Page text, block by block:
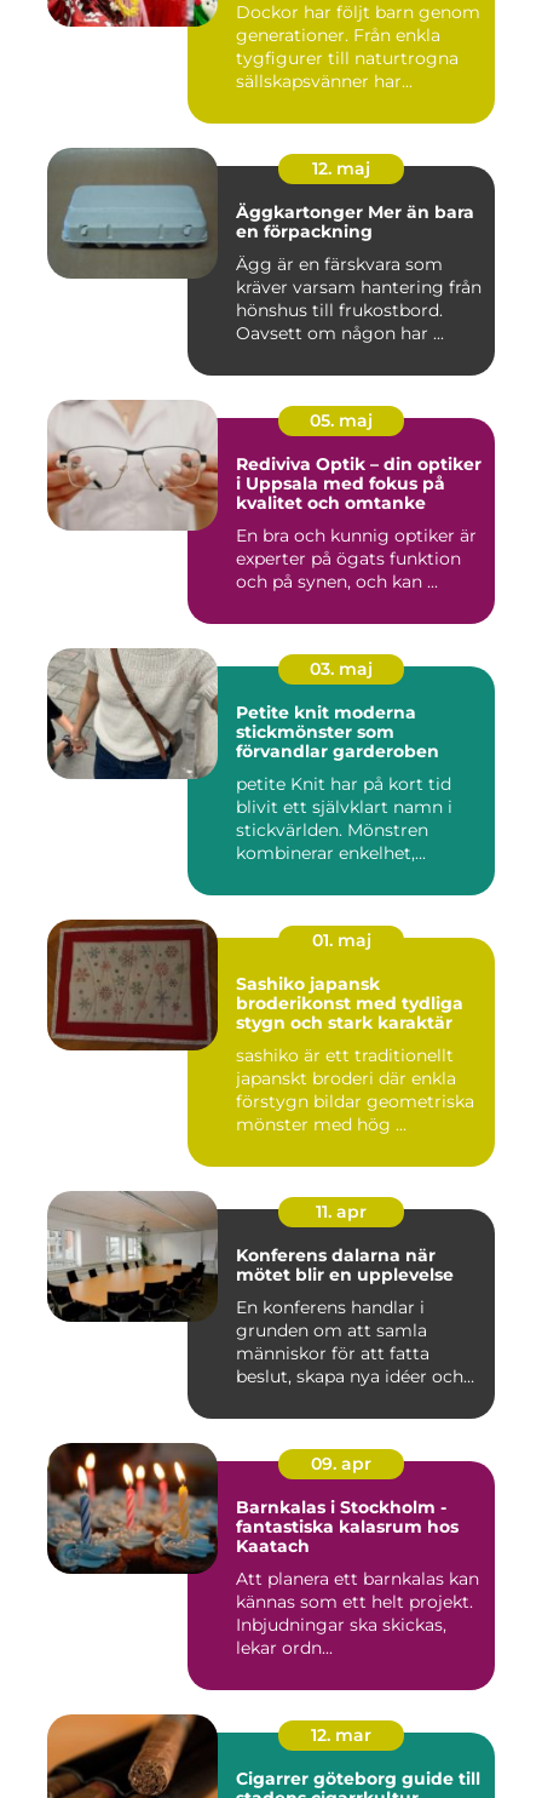
Dockor har följt barn genom
generationer. Från enkla
tygfigurer till naturtrogna
sällskapsvänner har...
12. maj
Äggkartonger Mer än bara
en förpackning
Ägg är en färskvara som
kräver varsam hantering från
hönshus till frukostbord.
Oavsett om någon har ...
05. maj
Rediviva Optik – din optiker
i Uppsala med fokus på
kvalitet och omtanke
En bra och kunnig optiker är
experter på ögats funktion
och på synen, och kan ...
03. maj
Petite knit moderna
stickmönster som
förvandlar garderoben
petite Knit har på kort tid
blivit ett självklart namn i
stickvärlden. Mönstren
kombinerar enkelhet,...
01. maj
Sashiko japansk
broderikonst med tydliga
stygn och stark karaktär
sashiko är ett traditionellt
japanskt broderi där enkla
förstygn bildar geometriska
mönster med hög ...
11. apr
Konferens dalarna när
mötet blir en upplevelse
En konferens handlar i
grunden om att samla
människor för att fatta
beslut, skapa nya idéer och
09. apr
Barnkalas i Stockholm -
fantastiska kalasrum hos
Kaatach
Att planera ett barnkalas kan
kännas som ett helt projekt.
Inbjudningar ska skickas,
lekar ordn...
12. mar
Cigarrer göteborg guide till